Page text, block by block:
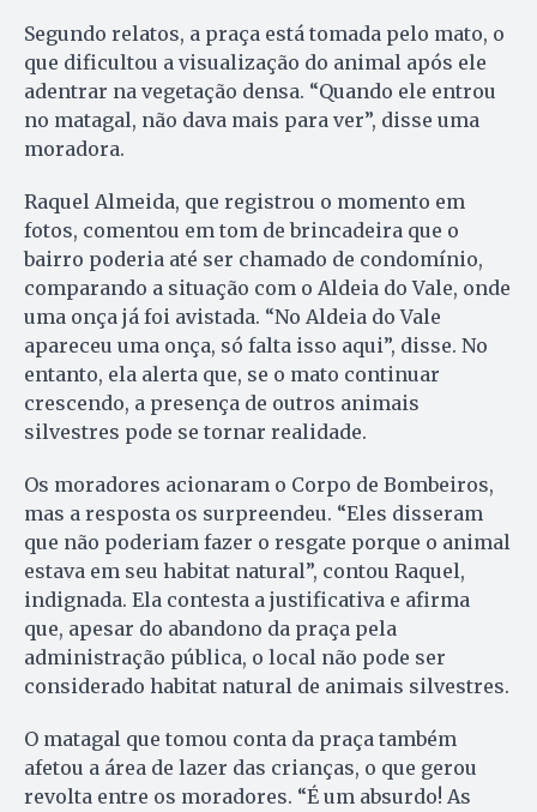
Segundo relatos, a praça está tomada pelo mato, o
que dificultou a visualização do animal após ele
adentrar na vegetação densa. “Quando ele entrou
no matagal, não dava mais para ver”, disse uma
moradora.
Raquel Almeida, que registrou o momento em
fotos, comentou em tom de brincadeira que o
bairro poderia até ser chamado de condomínio,
comparando a situação com o Aldeia do Vale, onde
uma onça já foi avistada. “No Aldeia do Vale
apareceu uma onça, só falta isso aqui”, disse. No
entanto, ela alerta que, se o mato continuar
crescendo, a presença de outros animais
silvestres pode se tornar realidade.
Os moradores acionaram o Corpo de Bombeiros,
mas a resposta os surpreendeu. “Eles disseram
que não poderiam fazer o resgate porque o animal
estava em seu habitat natural”, contou Raquel,
indignada. Ela contesta a justificativa e afirma
que, apesar do abandono da praça pela
administração pública, o local não pode ser
considerado habitat natural de animais silvestres.
O matagal que tomou conta da praça também
afetou a área de lazer das crianças, o que gerou
revolta entre os moradores. “É um absurdo! As